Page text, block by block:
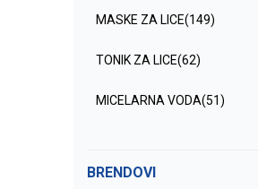
MASKE ZA LICE(149)
TONIK ZA LICE(62)
MICELARNA VODA(51)
MLIJEKO ZA CISCENJE LICA
BRENDOVI